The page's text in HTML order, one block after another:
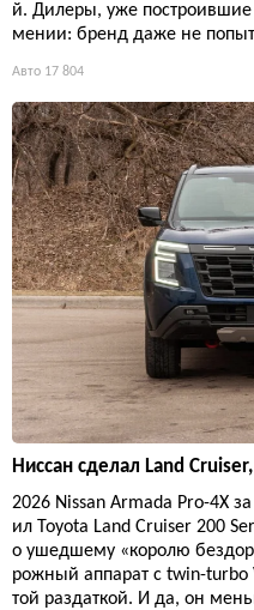
й. Дилеры, уже
мении: бренд даже не
Авто 17 804
Ниссан сделал Land
2026 Nissan Armada Pro-4X
ил Toyota Land Cruiser 200
о ушедшему «королю
рожный аппарат с twin-turbo
той раздаткой. И да, он